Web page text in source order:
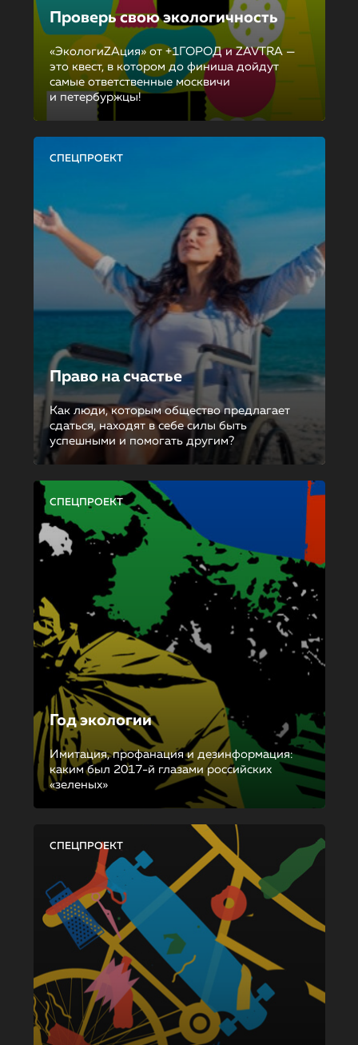
Проверь свою экологичность
«ЭкологиZAция» от +1ГОРОД и ZAVTRA —
это квест, в котором до финиша дойдут
самые ответственные москвичи
и петербуржцы!
СПЕЦПРОЕКТ
Право на счастье
Как люди, которым общество предлагает
сдаться, находят в себе силы быть
успешными и помогать другим?
СПЕЦПРОЕКТ
Год экологии
Имитация, профанация и дезинформация:
каким был 2017-й глазами российских
«зеленых»
СПЕЦПРОЕКТ